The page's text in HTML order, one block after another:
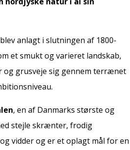
anlagt i slutningen af 1800-
et smukt og varieret landskab,
og grusveje sig gennem terrænet
, en af Danmarks største og
stejle skrænter, frodig
vidder og er et oplagt mål for en